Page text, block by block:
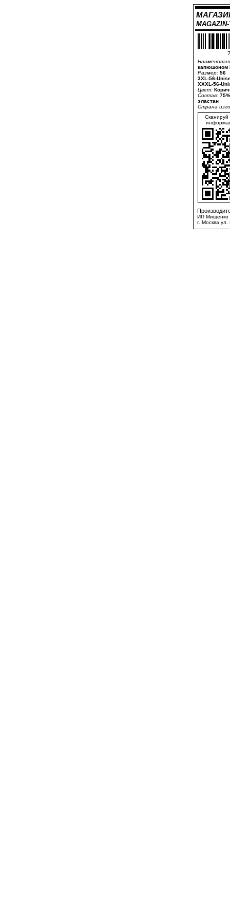
капюшоном
Размер: 56
3XL-56-
XXXL-56-
Цвет:
Состав:
эластан
Страна
Сканируй
ИП Мищенко
г. Москва